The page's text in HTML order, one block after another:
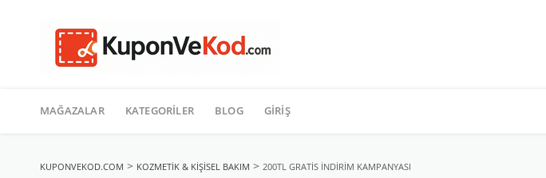
geç
MAĞAZALAR KATEGORILER BLOG GIRIŞ
KUPONVEKOD.COM > KOZMETIK & KIŞISEL BAKIM > 200TL GRATIS İNDIRIM KAMPANYASI